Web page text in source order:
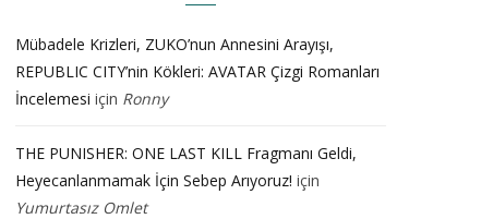
Mübadele Krizleri, ZUKO’nun Annesini Arayışı,
REPUBLIC CITY’nin Kökleri: AVATAR Çizgi Romanları
İncelemesi için Ronny
THE PUNISHER: ONE LAST KILL Fragmanı Geldi,
Heyecanlanmamak İçin Sebep Arıyoruz! için
Yumurtasız Omlet